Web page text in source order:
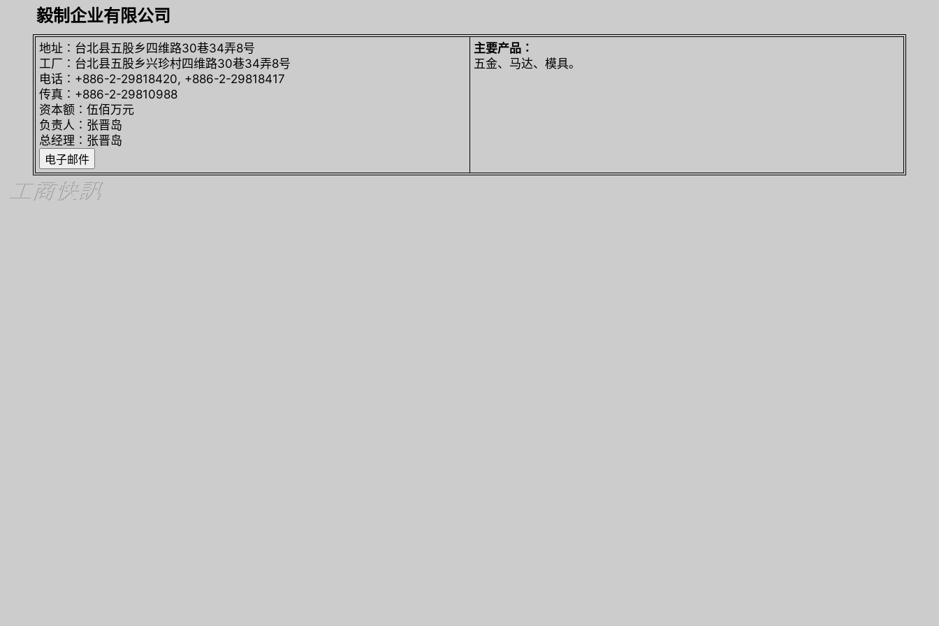
毅制企业有限公司
地址∶台北县五股乡四维路30巷34弄8号
工厂∶台北县五股乡兴珍村四维路30巷34弄8号
电话∶+886-2-29818420, +886-2-29818417
传真∶+886-2-29810988
资本额∶伍佰万元
负责人∶张晋岛
总经理∶张晋岛
主要产品∶
五金、马达、模具。